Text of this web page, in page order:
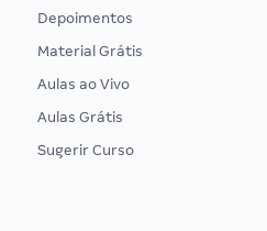
Depoimentos
Material Grátis
Aulas ao Vivo
Aulas Grátis
Sugerir Curso